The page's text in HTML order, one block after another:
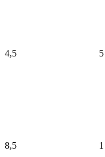
4,5
5
8,5
1